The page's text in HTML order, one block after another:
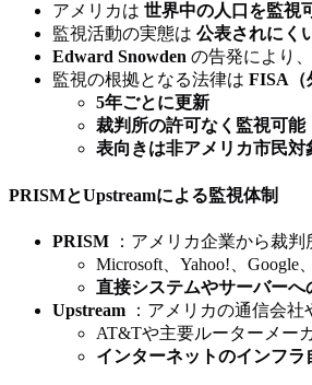
アメリカは 世界中の人口を監視
監視活動の実態は 公表されにく
Edward Snowden の告発により
監視の根拠となる法律は FISA（
5年ごとに更新
裁判所の許可なく監視可能
表向きは非アメリカ市民
PRISMとUpstreamによる監視体制
PRISM ：アメリカ企業から裁
Microsoft、Yahoo!、Google
直接システムやサーバーへ
Upstream ：アメリカの通信会
AT&Tや主要ルーターメー
インターネットのインフ